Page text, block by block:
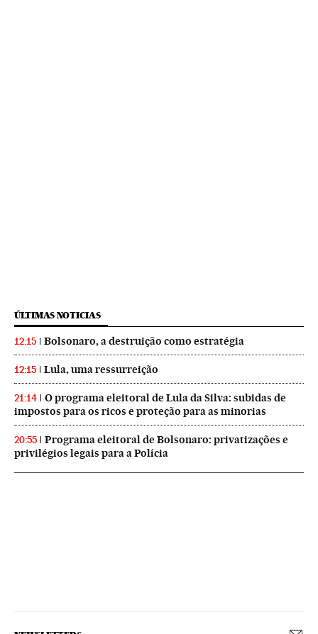
ÚLTIMAS NOTICIAS
12:15 Bolsonaro, a destruição como estratégia
12:15 Lula, uma ressurreição
21:14
O programa eleitoral de Lula da Silva: subidas de
impostos para os ricos e proteção para as minorias
20:55
Programa eleitoral de Bolsonaro: privatizações e
privilégios legais para a Polícia